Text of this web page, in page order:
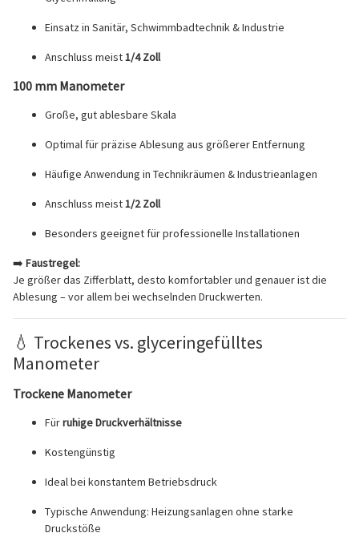
Einsatz in Sanitär, Schwimmbadtechnik & Industrie
Anschluss meist1/4 Zoll
100 mm Manometer
Große, gut ablesbare Skala
Optimal für präzise Ablesung aus größerer Entfernung
Häufige Anwendung in Technikräumen & Industrieanlagen
Anschluss meist1/2 Zoll
Besonders geeignet für professionelle Installationen
➡️ Faustregel:
Je größer das Zifferblatt, desto komfortabler und genauer ist die
Ablesung – vor allem bei wechselnden Druckwerten.
💧 Trockenes vs. glyceringefülltes
Manometer
Trockene Manometer
Fürruhige Druckverhältnisse
Kostengünstig
Ideal bei konstantem Betriebsdruck
Typische Anwendung: Heizungsanlagen ohne starke
Druckstöße